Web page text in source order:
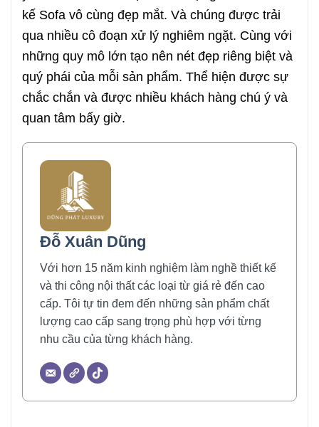
kế Sofa vô cùng đẹp mắt. Và chúng được trải
qua nhiều cô đoạn xử lý nghiêm ngặt. Cùng với
những quy mô lớn tạo nên nét đẹp riêng biệt và
quý phái của mỗi sản phẩm. Thể hiện được sự
chắc chắn và được nhiều khách hàng chú ý và
quan tâm bấy giờ.
Đỗ Xuân Dũng
Với hơn 15 năm kinh nghiệm làm nghề thiết kế
và thi công nội thất các loại từ giá rẻ đến cao
cấp. Tôi tự tin đem đến những sản phẩm chất
lượng cao cấp sang trọng phù hợp với từng
nhu cầu của từng khách hàng.